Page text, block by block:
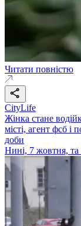
Читати повністю
CityLife
Жінка стане
місті, агент фсб і
доби
Нині, 7 жовтня, та